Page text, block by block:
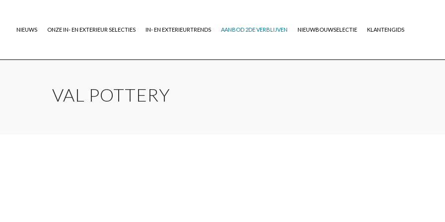
NIEUWS ONZE IN- EN EXTERIEUR SELECTIES IN- EN EXTERIEURTRENDS AANBOD 2DE VERBLIJVEN NIEUWBOUWSELECTIE KLANTENGIDS
VAL POTTERY